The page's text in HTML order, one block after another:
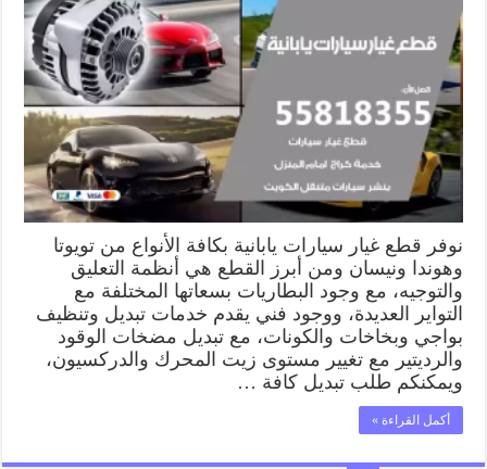
غيار
سيارات
يابانية
55818355
قطع
غيار
واكسسوارات
يابانية
مغلقة
نوفر قطع غيار سيارات يابانية بكافة الأنواع من تويوتا
وهوندا ونيسان ومن أبرز القطع هي أنظمة التعليق
والتوجيه، مع وجود البطاريات بسعاتها المختلفة مع
التواير العديدة، ووجود فني يقدم خدمات تبديل وتنظيف
بواجي وبخاخات والكونات، مع تبديل مضخات الوقود
والرديتير مع تغيير مستوى زيت المحرك والدركسيون،
ويمكنكم طلب تبديل كافة …
أكمل القراءة »